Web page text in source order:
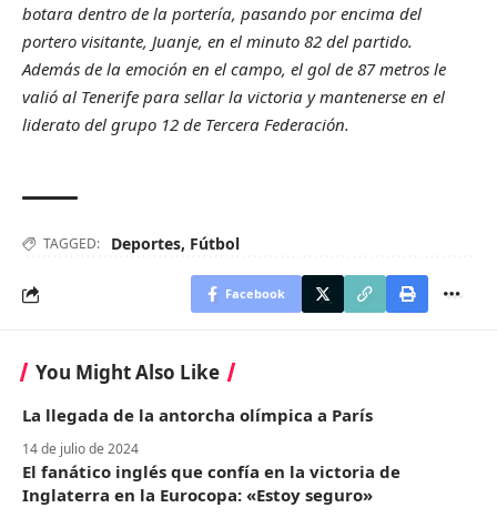
botara dentro de la portería, pasando por encima del
portero visitante, Juanje, en el minuto 82 del partido.
Además de la emoción en el campo, el gol de 87 metros le
valió al Tenerife para sellar la victoria y mantenerse en el
liderato del grupo 12 de Tercera Federación.
TAGGED: Deportes, Fútbol
Facebook
You Might Also Like
La llegada de la antorcha olímpica a París
14 de julio de 2024
El fanático inglés que confía en la victoria de
Inglaterra en la Eurocopa: «Estoy seguro»